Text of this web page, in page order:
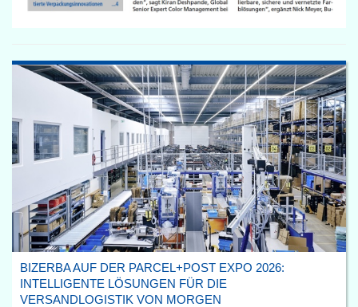
BIZERBA AUF DER PARCEL+POST EXPO 2026:
INTELLIGENTE LÖSUNGEN FÜR DIE
VERSANDLOGISTIK VON MORGEN